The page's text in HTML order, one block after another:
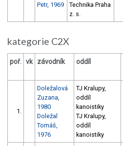
Petr, 1969
Technika Praha
z. s.
kategorie C2X
poř. vk závodník oddíl
1.
Doležalová
Zuzana,
1980
Doležal
Tomáš,
1976
TJ Kralupy,
oddíl
kanoistiky
TJ Kralupy,
oddíl
kanoistiky